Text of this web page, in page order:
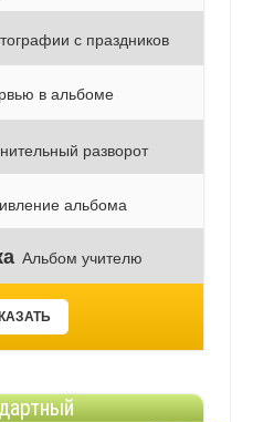
с праздников
в альбоме
разворот
альбома
Альбом учителю